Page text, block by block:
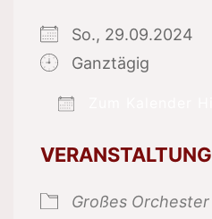
So., 29.09.2024
Ganztägig
Großes Orchester